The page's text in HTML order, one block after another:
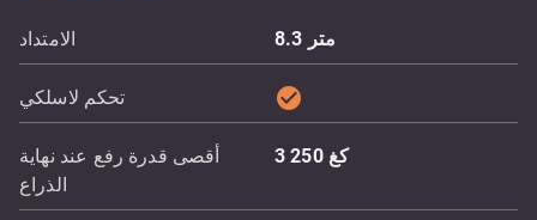
الامتداد 8.3 متر
تحكم لاسلكي check_circle
أقصى قدرة رفع عند نهاية
الذراع
3 250 كغ